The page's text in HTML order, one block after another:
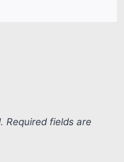
Required fields are